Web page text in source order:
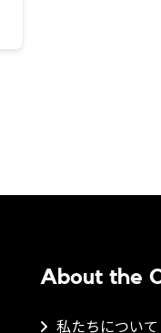
About the
私たちについて